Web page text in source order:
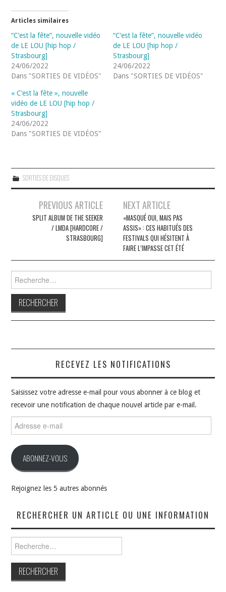
Articles similaires
“C’est la fête”, nouvelle vidéo
de LE LOU [hip hop /
Strasbourg]
24/06/2022
Dans "SORTIES DE VIDÉOS"
“C’est la fête”, nouvelle vidéo
de LE LOU [hip hop /
Strasbourg]
24/06/2022
Dans "SORTIES DE VIDÉOS"
« C’est la fête », nouvelle
vidéo de LE LOU [hip hop /
Strasbourg]
24/06/2022
Dans "SORTIES DE VIDÉOS"
SORTIES DE DISQUES
NavigationPREVIOUS ARTICLE
SPLIT ALBUM DE THE SEEKER
/ LMDA [HARDCORE /
STRASBOURG]
NEXT ARTICLE
«MASQUÉ OUI, MAIS PAS
ASSIS» : CES HABITUÉS DES
FESTIVALS QUI HÉSITENT À
FAIRE L’IMPASSE CET ÉTÉ
RECEVEZ LES NOTIFICATIONS
Saisissez votre adresse e-mail pour vous abonner à ce blog et
recevoir une notification de chaque nouvel article par e-mail.
e-
ABONNEZ-VOUS
Rejoignez les 5 autres abonnés
RECHERCHER UN ARTICLE OU UNE INFORMATION